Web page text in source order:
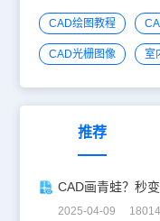
CAD绘图教程
CAD光栅图像 室
推荐
CAD画青蛙？秒
2025-04-09